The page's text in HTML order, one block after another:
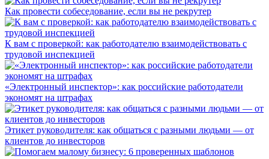
Как провести собеседование, если вы не рекрутер
К вам с проверкой: как работодателю взаимодействовать с
трудовой инспекцией
«Электронный инспектор»: как российские работодатели
экономят на штрафах
Этикет руководителя: как общаться с разными людьми — от
клиентов до инвесторов